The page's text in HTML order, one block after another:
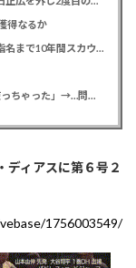
得なるか
緒方孝市カープドラ3指名で青学出禁！澤﨑俊和の逆指名まで10年間スカウト出禁
【悲報】彼女「ごめん！俺くんの貯金、情報商材に使っちゃった」→…問い詰めたらギャン泣きされたんだが俺が悪いのか？
ディアスに第６号２
1756003549/